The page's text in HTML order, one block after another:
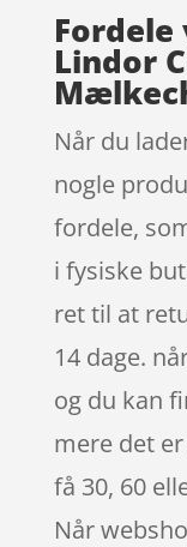
Lindor
Når du
nogle
fordele,
i fysiske
ret til at
14 dage.
og du kan
mere det
få 30, 60
Når